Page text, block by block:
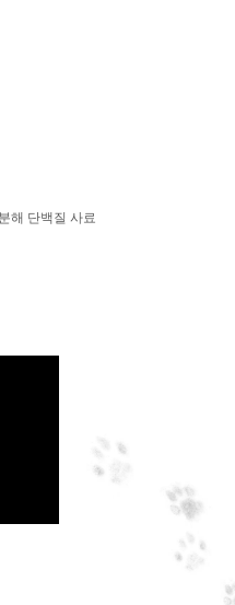
해 단백질 사료